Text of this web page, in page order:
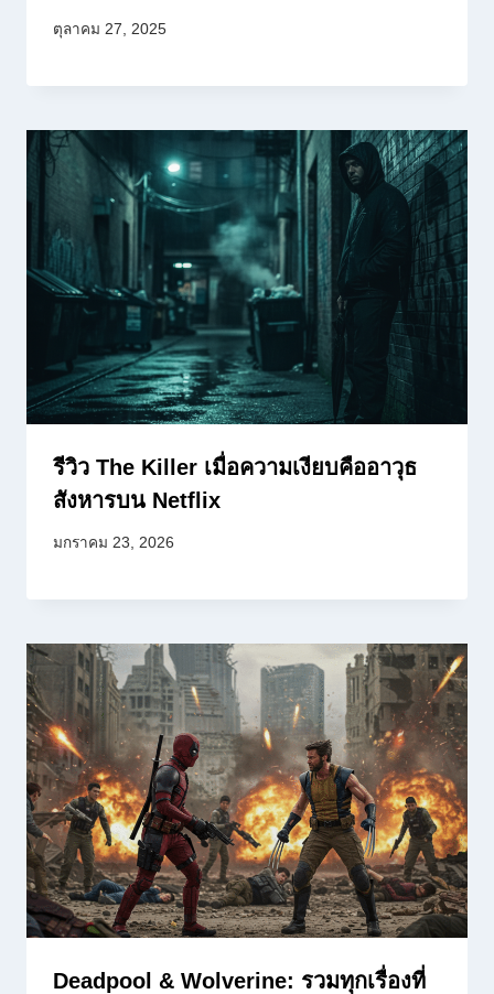
ตุลาคม 27, 2025
รีวิว The Killer เมื่อความเงียบคืออาวุธ
สังหารบน Netflix
มกราคม 23, 2026
Deadpool & Wolverine: รวมทุกเรื่องที่